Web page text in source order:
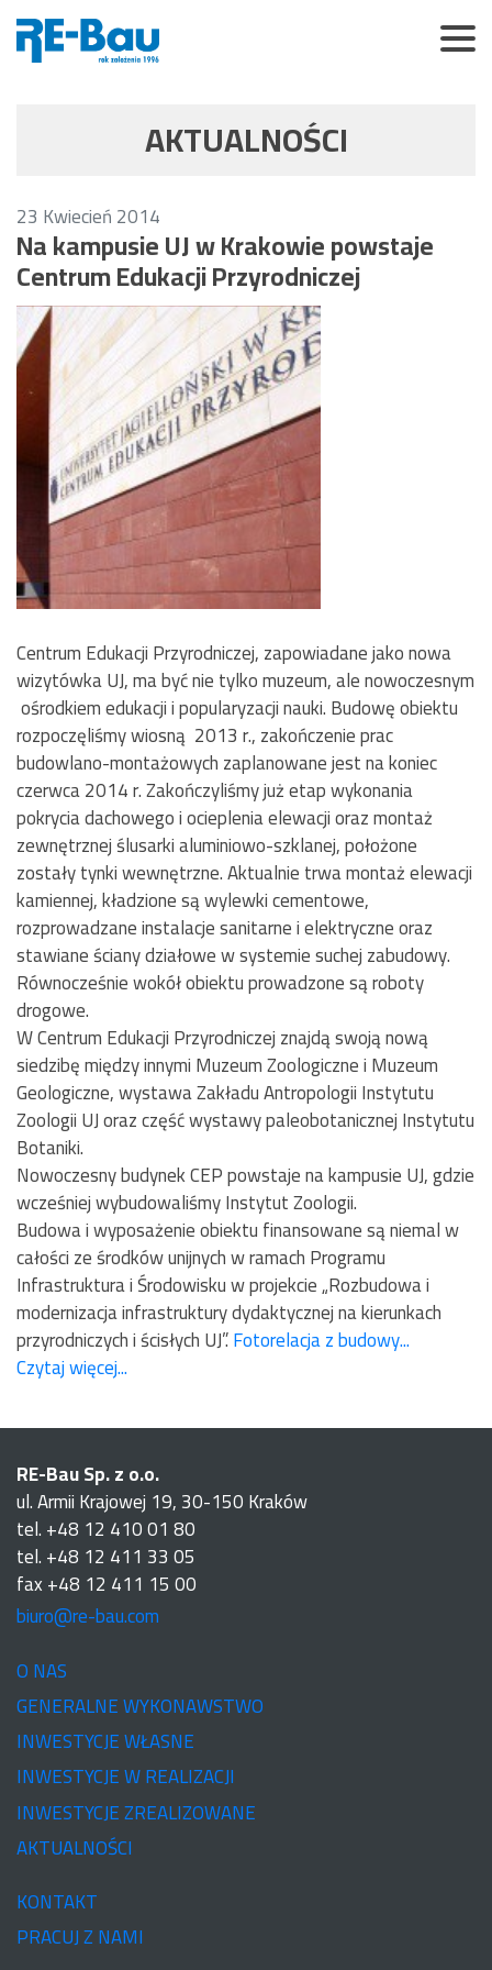
AKTUALNOŚCI
23 Kwiecień2014
Na kampusie UJ w Krakowie powstaje
Centrum Edukacji Przyrodniczej
Centrum Edukacji Przyrodniczej, zapowiadane jako nowa
wizytówka UJ, ma być nie tylko muzeum, ale nowoczesnym
ośrodkiem edukacji i popularyzacji nauki. Budowę obiektu
rozpoczęliśmy wiosną 2013 r., zakończenie prac
budowlano-montażowych zaplanowane jest na koniec
czerwca 2014 r. Zakończyliśmy już etap wykonania
pokrycia dachowego i ocieplenia elewacji oraz montaż
zewnętrznej ślusarki aluminiowo-szklanej, położone
zostały tynki wewnętrzne. Aktualnie trwa montaż elewacji
kamiennej, kładzione są wylewki cementowe,
rozprowadzane instalacje sanitarne i elektryczne oraz
stawiane ściany działowe w systemie suchej zabudowy.
Równocześnie wokół obiektu prowadzone są roboty
drogowe.
W Centrum Edukacji Przyrodniczej znajdą swoją nową
siedzibę między innymi Muzeum Zoologiczne i Muzeum
Geologiczne, wystawa Zakładu Antropologii Instytutu
Zoologii UJ oraz część wystawy paleobotanicznej Instytutu
Botaniki.
Nowoczesny budynek CEP powstaje na kampusie UJ, gdzie
wcześniej wybudowaliśmy Instytut Zoologii.
Budowa i wyposażenie obiektu finansowane są niemal w
całości ze środków unijnych w ramach Programu
Infrastruktura i Środowisku w projekcie „Rozbudowa i
modernizacja infrastruktury dydaktycznej na kierunkach
przyrodniczych i ścisłych UJ”.Fotorelacja z budowy...
Czytaj więcej...
RE-Bau Sp. z o.o.
ul. Armii Krajowej 19, 30-150 Kraków
tel. +48 12 410 01 80
tel. +48 12 411 33 05
fax +48 12 411 15 00
biuro@re-bau.com
O NAS
GENERALNE WYKONAWSTWO
INWESTYCJE WŁASNE
INWESTYCJE W REALIZACJI
INWESTYCJE ZREALIZOWANE
AKTUALNOŚCI
KONTAKT
PRACUJ Z NAMI